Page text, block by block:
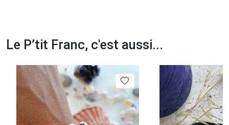
Le P’tit Franc, c'est aussi...